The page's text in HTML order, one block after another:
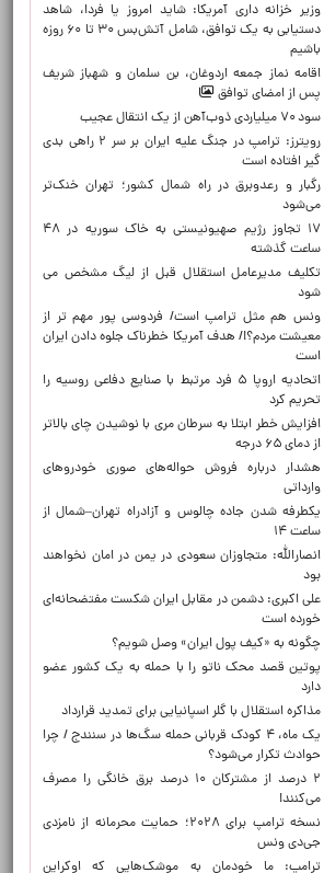
وزیر خزانه داری آمریکا: شاید امروز یا فردا، شاهد
دستیابی به یک توافق، شامل آتش‌بس ۳۰ تا ۶۰ روزه
باشیم
اقامه نماز جمعه اردوغان، بن ‌سلمان و شهباز شریف
پس از امضای توافق
سود ۷۰ میلیاردی ذوب‌آهن از یک انتقال عجیب
رویترز: ترامپ در جنگ علیه ایران بر سر ۲ راهی بدی
گیر افتاده است
رگبار و رعدوبرق در راه شمال کشور؛ تهران خنک‌تر
می‌شود
۱۷ تجاوز رژیم صهیونیستی به خاک سوریه در ۴۸
ساعت گذشته
تکلیف مدیرعامل استقلال قبل از لیگ مشخص می
شود
ونس هم مثل ترامپ است/ فردوسی پور مهم تر از
معیشت مردم؟!/ هدف آمریکا خطرناک جلوه دادن ایران
است
اتحادیه اروپا ۵ فرد مرتبط با صنایع دفاعی روسیه را
تحریم کرد
افزایش خطر ابتلا به سرطان مری با نوشیدن چای بالاتر
از دمای ۶۵ درجه
هشدار درباره فروش حواله‌های صوری خودروهای
وارداتی
یکطرفه شدن جاده چالوس و آزادراه تهران–شمال از
ساعت ۱۴
انصارالله: متجاوزان سعودی در یمن در امان نخواهند
بود
علی اکبری: دشمن در مقابل ایران شکست مفتضحانه‌ای
خورده است
چگونه به «کیف پول ایران» وصل شویم؟
پوتین قصد محک ناتو را با حمله به یک کشور عضو
دارد
مذاکره استقلال با گلر اسپانیایی برای تمدید قرارداد
یک ماه، ۴ کودک قربانی حمله سگ‌ها در سنندج / چرا
حوادث تکرار می‌شود؟
۲ درصد از مشترکان ۱۰ درصد برق خانگی را مصرف
می‌کنند!
نسخه ترامپ برای ۲۰۲۸؛ حمایت محرمانه از نامزدی
جی‌دی ونس
ترامپ: ما خودمان به موشک‌هایی که اوکراین